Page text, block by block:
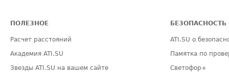
ПОЛЕЗНОЕ
Расчет расстояний
Академия ATI.SU
Звезды ATI.SU на вашем сайте
БЕЗОПАСНОСТЬ
ATI.SU о
Памятка по
Светофор+